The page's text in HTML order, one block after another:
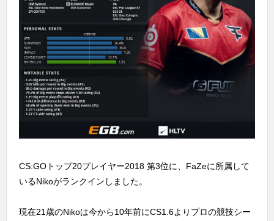
CS:GOトップ20プレイヤー2018 第3位に、FaZeに所属して
いるNikoがランクインしました。
現在21歳のNikoは今から10年前にCS1.6よりプロの競技シー